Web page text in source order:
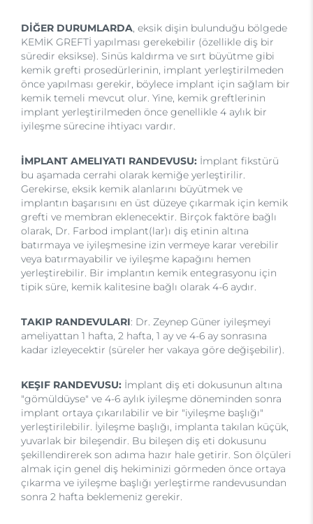
DİĞER DURUMLARDA, eksik dişin bulunduğu bölgede
KEMİK GREFTİ yapılması gerekebilir (özellikle diş bir
süredir eksikse). Sinüs kaldırma ve sırt büyütme gibi
kemik grefti prosedürlerinin, implant yerleştirilmeden
önce yapılması gerekir, böylece implant için sağlam bir
kemik temeli mevcut olur. Yine, kemik greftlerinin
implant yerleştirilmeden önce genellikle 4 aylık bir
iyileşme sürecine ihtiyacı vardır.
İMPLANT AMELIYATI RANDEVUSU: İmplant fikstürü
bu aşamada cerrahi olarak kemiğe yerleştirilir.
Gerekirse, eksik kemik alanlarını büyütmek ve
implantın başarısını en üst düzeye çıkarmak için kemik
grefti ve membran eklenecektir. Birçok faktöre bağlı
olarak, Dr. Farbod implant(lar)ı diş etinin altına
batırmaya ve iyileşmesine izin vermeye karar verebilir
veya batırmayabilir ve iyileşme kapağını hemen
yerleştirebilir. Bir implantın kemik entegrasyonu için
tipik süre, kemik kalitesine bağlı olarak 4-6 aydır.
TAKIP RANDEVULARI: Dr. Zeynep Güner iyileşmeyi
ameliyattan 1 hafta, 2 hafta, 1 ay ve 4-6 ay sonrasına
kadar izleyecektir (süreler her vakaya göre değişebilir).
KEŞIF RANDEVUSU: İmplant diş eti dokusunun altına
"gömüldüyse" ve 4-6 aylık iyileşme döneminden sonra
implant ortaya çıkarılabilir ve bir "iyileşme başlığı"
yerleştirilebilir. İyileşme başlığı, implanta takılan küçük,
yuvarlak bir bileşendir. Bu bileşen diş eti dokusunu
şekillendirerek son adıma hazır hale getirir. Son ölçüleri
almak için genel diş hekiminizi görmeden önce ortaya
çıkarma ve iyileşme başlığı yerleştirme randevusundan
sonra 2 hafta beklemeniz gerekir.